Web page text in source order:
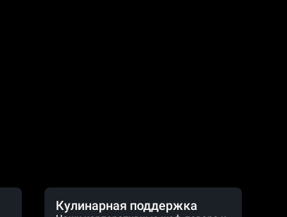
Кулинарная поддержка